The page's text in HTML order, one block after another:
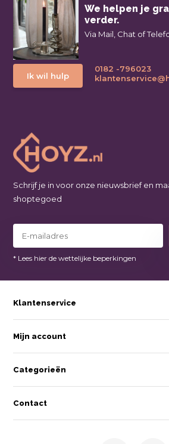
We helpen je
verder.
Via Mail, Chat of
Ik wil hulp
0182 -796023
Schrijf je in voor onze nieuwsbrief en
shoptegoed
* Lees hier de wettelijke beperkingen
Klantenservice
Mijn account
Categorieën
Contact